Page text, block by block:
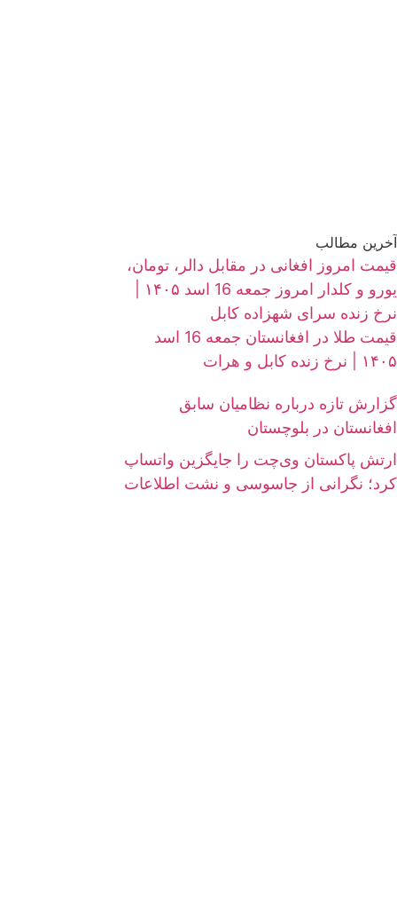
آخرین مطالب
قیمت امروز افغانی در مقابل دالر، تومان،
نرخ زنده سرای شهزاده کابل
قیمت طلا در افغانستان جمعه 16 اسد
۱۴۰۵ | نرخ زنده کابل و هرات
گزارش تازه درباره نظامیان سابق
افغانستان در بلوچستان
ارتش پاکستان وی‌چت را جایگزین واتساپ
کرد؛ نگرانی از جاسوسی و نشت اطلاعات